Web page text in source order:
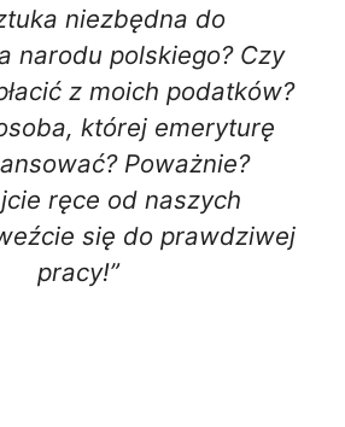
niezbędna do
narodu polskiego? Czy
z moich podatków?
której emeryturę
Poważnie?
ręce od naszych
się do prawdziwej
pracy!”